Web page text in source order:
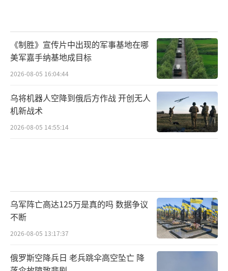
《制胜》宣传片中出现的军事基地在哪
美军嘉手纳基地成目标
2026-08-05 16:04:44
乌将机器人空降到俄后方作战 开创无人
机新战术
2026-08-05 14:55:14
乌军阵亡高达125万是真的吗 数据争议
不断
2026-08-05 13:17:37
俄罗斯空降兵日 老兵跳伞高空坠亡 降